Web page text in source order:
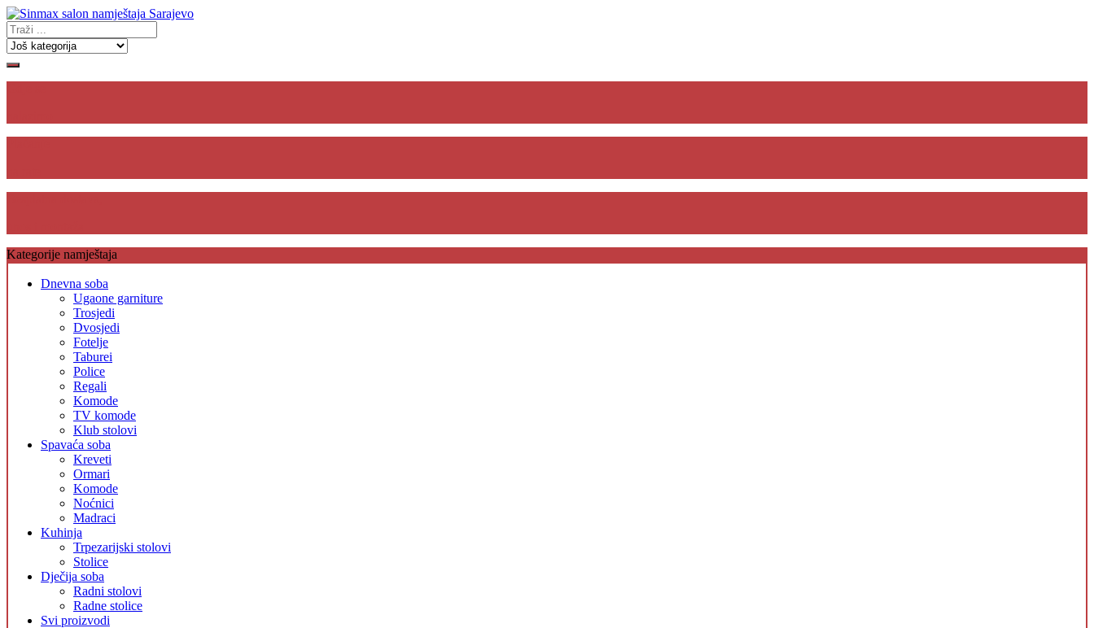
Kategorije namještaja
Dnevna soba
Ugaone garniture
Trosjedi
Dvosjedi
Fotelje
Taburei
Police
Regali
Komode
TV komode
Klub stolovi
Spavaća soba
Kreveti
Ormari
Komode
Noćnici
Madraci
Kuhinja
Trpezarijski stolovi
Stolice
Dječija soba
Radni stolovi
Radne stolice
Svi proizvodi